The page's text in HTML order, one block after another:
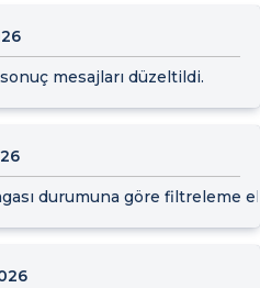
mesajları düzeltildi.
durumuna göre filtreleme